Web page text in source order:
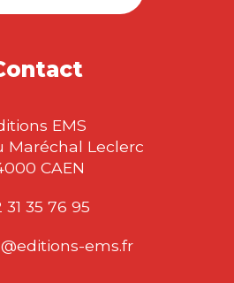
EMS
Maréchal Leclerc
CAEN
31 35 76 95
ems.fr